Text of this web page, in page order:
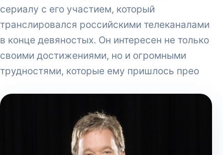
сериалу с его участием, который
транслировался российскими телеканалами
в конце девяностых. Он интересен не только
своими достижениями, но и огромными
трудностями, которые ему пришлось прео